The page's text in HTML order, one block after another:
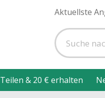
Aktuellste
Teilen & 20 € erhalten